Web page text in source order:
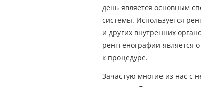
день является основным
системы. Используется
и других внутренних
рентгенографии является
к процедуре.
Зачастую многие из нас с